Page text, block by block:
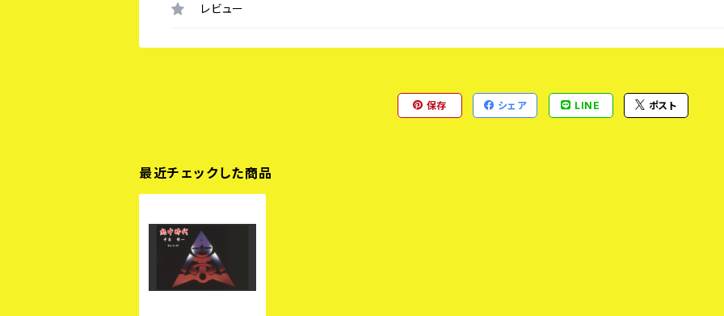
レビュー
保存 シェア LINE ポスト
最近チェックした商品